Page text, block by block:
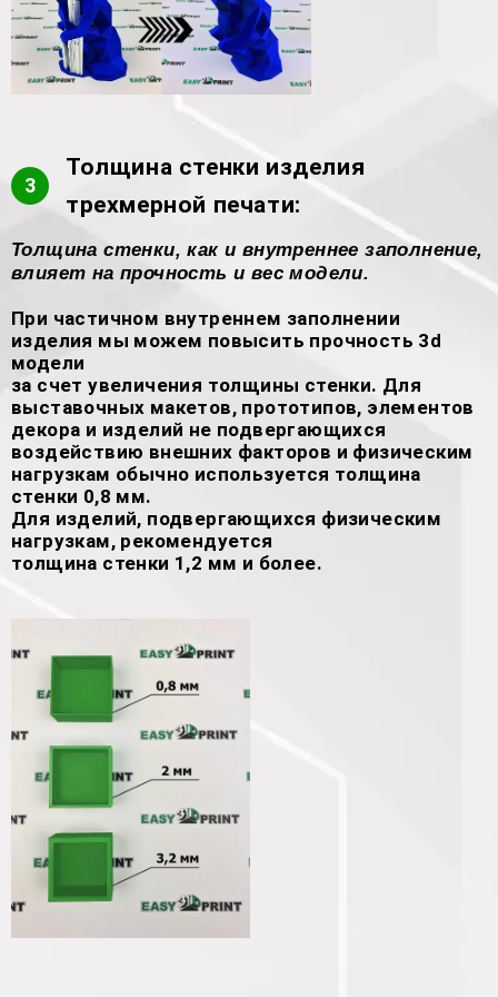
3
Толщина стенки изделия
трехмерной печати:
Толщина стенки, как и внутреннее заполнение,
влияет на прочность и вес модели.
При частичном внутреннем заполнении
изделия мы можем повысить прочность 3d
модели
за счет увеличения толщины стенки. Для
выставочных макетов, прототипов, элементов
декора и изделий не подвергающихся
воздействию внешних факторов и физическим
нагрузкам обычно используется толщина
стенки 0,8 мм.
Для изделий, подвергающихся физическим
нагрузкам, рекомендуется
толщина стенки 1,2 мм и более.